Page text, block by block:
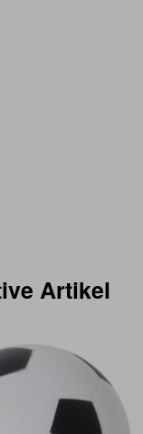
Artikel